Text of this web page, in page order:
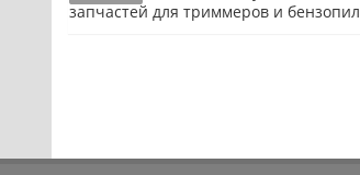
запчастей для триммеров и бензопил